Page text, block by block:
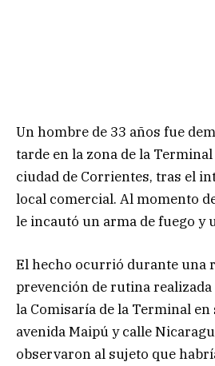
Un hombre de 33 años fue
tarde en la zona de la
ciudad de Corrientes, tras el
local comercial. Al momento
le incautó un arma de fuego y
El hecho ocurrió durante una
prevención de rutina
la Comisaría de la Terminal
avenida Maipú y calle
observaron al sujeto que